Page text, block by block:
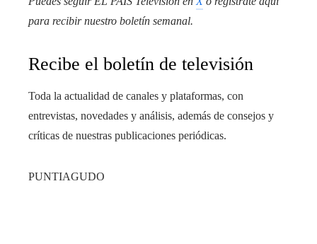
para recibirnuestro boletín semanal.
Recibe el boletín de televisión
Toda la actualidad de canales y plataformas, con
entrevistas, novedades y análisis, además de consejos y
críticas de nuestras publicaciones periódicas.
PUNTIAGUDO